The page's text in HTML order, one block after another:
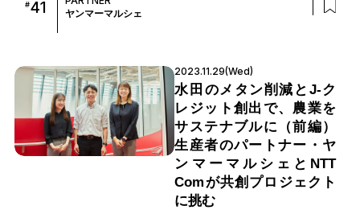
#41 ヤンマーマルシェ
2023.11.29(Wed)
水田のメタン削減とJ-ク
レジット創出で、農業を
サステナブルに（前編）
生産者のパートナー・ヤ
ンマーマルシェとNTT
Comが共創プロジェクト
に挑む